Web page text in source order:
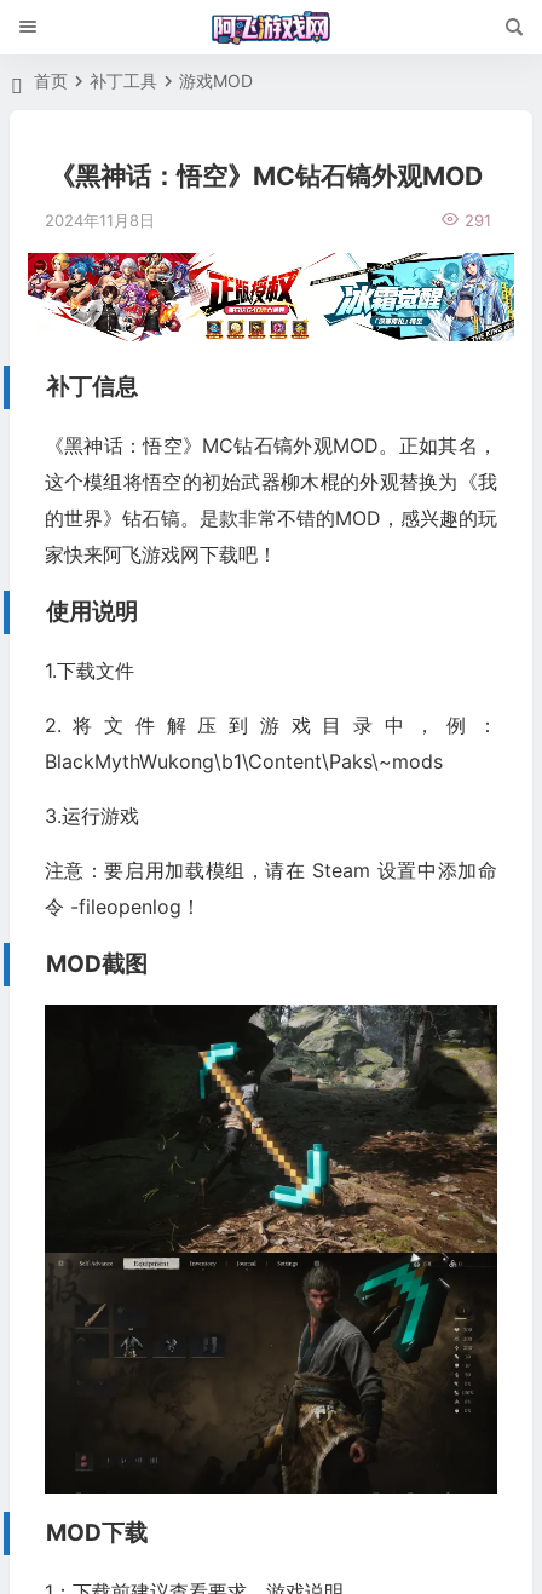
首页 补丁工具 游戏MOD
《黑神话：悟空》MC钻石镐外观MOD
2024年11月8日 291
补丁信息
《黑神话：悟空》MC钻石镐外观MOD。正如其名，
这个模组将悟空的初始武器柳木棍的外观替换为《我
的世界》钻石镐。是款非常不错的MOD，感兴趣的玩
家快来阿飞游戏网下载吧！
使用说明
1.下载文件
2.将文件解压到游戏目录中，例：
BlackMythWukong\b1\Content\Paks\~mods
3.运行游戏
注意：要启用加载模组，请在 Steam 设置中添加命
令 -fileopenlog！
MOD截图
MOD下载